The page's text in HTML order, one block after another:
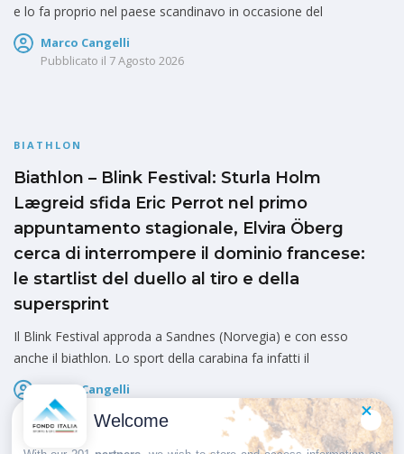
e lo fa proprio nel paese scandinavo in occasione del
Marco Cangelli
Pubblicato il 7 Agosto 2026
BIATHLON
Biathlon – Blink Festival: Sturla Holm
Lægreid sfida Eric Perrot nel primo
appuntamento stagionale, Elvira Öberg
cerca di interrompere il dominio francese:
le startlist del duello al tiro e della
supersprint
Il Blink Festival approda a Sandnes (Norvegia) e con esso
anche il biathlon. Lo sport della carabina fa infatti il
Marco Cangelli
Pubblicato il
Welcome